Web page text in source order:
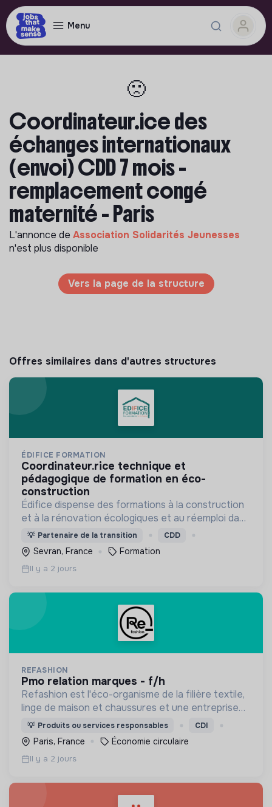
Menu
🙁
Coordinateur.ice des
échanges internationaux
(envoi) CDD 7 mois -
remplacement congé
maternité - Paris
L'annonce de Association Solidarités Jeunesses
n'est plus disponible
Vers la page de la structure
Offres similaires dans d'autres structures
ÉDIFICE FORMATION
coordinateur.rice technique et
pédagogique de formation en éco-
construction
Édifice dispense des formations à la construction
et à la rénovation écologiques et au réemploi dans
le bâtiment. Nos formations s'adressent à des
personnes en activité et des demandeurs
d'emploi.
💡 Partenaire de la transition CDD
Sevran, France Formation
Il y a 2 jours
REFASHION
pmo relation marques - f/h
Refashion est l'éco-organisme de la filière textile,
linge de maison et chaussures et une entreprise
privée à but non lucratif, agréée, depuis 2009, par
le Ministère de la Transition écologique.
💡 Produits ou services responsables CDI
Paris, France Économie circulaire
Il y a 2 jours